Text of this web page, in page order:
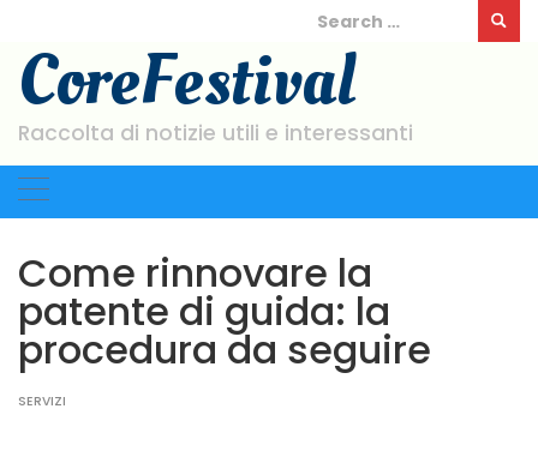
content
Search
CoreFestival
Raccolta di notizie utili e interessanti
Come rinnovare la
patente di guida: la
procedura da seguire
SERVIZI